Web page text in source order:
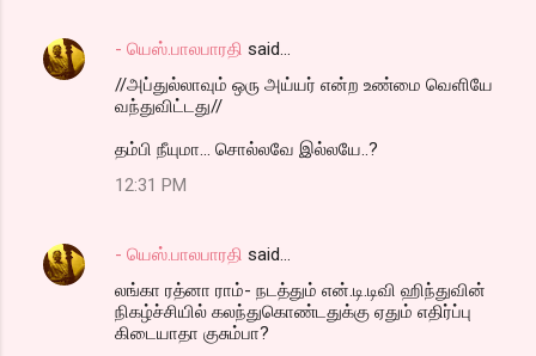
- யெஸ்.பாலபாரதி said…
//அப்துல்லாவும் ஒரு அய்யர் என்ற உண்மை வெளியே
வந்துவிட்டது//
தம்பி நீயுமா... சொல்லவே இல்லயே..?
12:31 PM
- யெஸ்.பாலபாரதி said…
லங்கா ரத்னா ராம்- நடத்தும் என்.டி.டிவி ஹிந்துவின்
நிகழ்ச்சியில் கலந்துகொண்டதுக்கு ஏதும் எதிர்ப்பு
கிடையாதா குசும்பா?